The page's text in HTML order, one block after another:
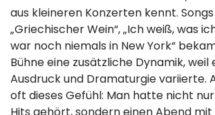
aus kleineren Konzerten kennt.
„Griechischer Wein“, „Ich weiß, was
war noch niemals in New York“
Bühne eine zusätzliche Dynamik, weil
Ausdruck und Dramaturgie variierte.
oft dieses Gefühl: Man hatte nicht